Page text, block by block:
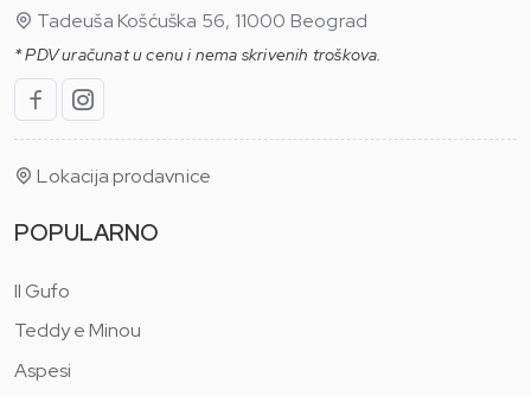
Tadeuša Košćuška 56, 11000 Beograd
* PDV uračunat u cenu i nema skrivenih troškova.
Lokacija prodavnice
POPULARNO
Il Gufo
Teddy e Minou
Aspesi